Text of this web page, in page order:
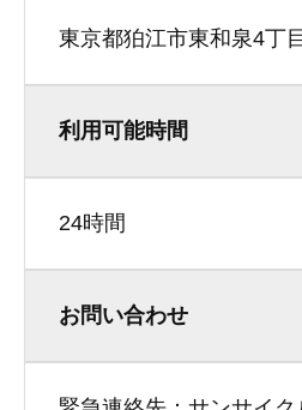
東京都狛江市東和泉4丁
利用可能時間
24時間
お問い合わせ